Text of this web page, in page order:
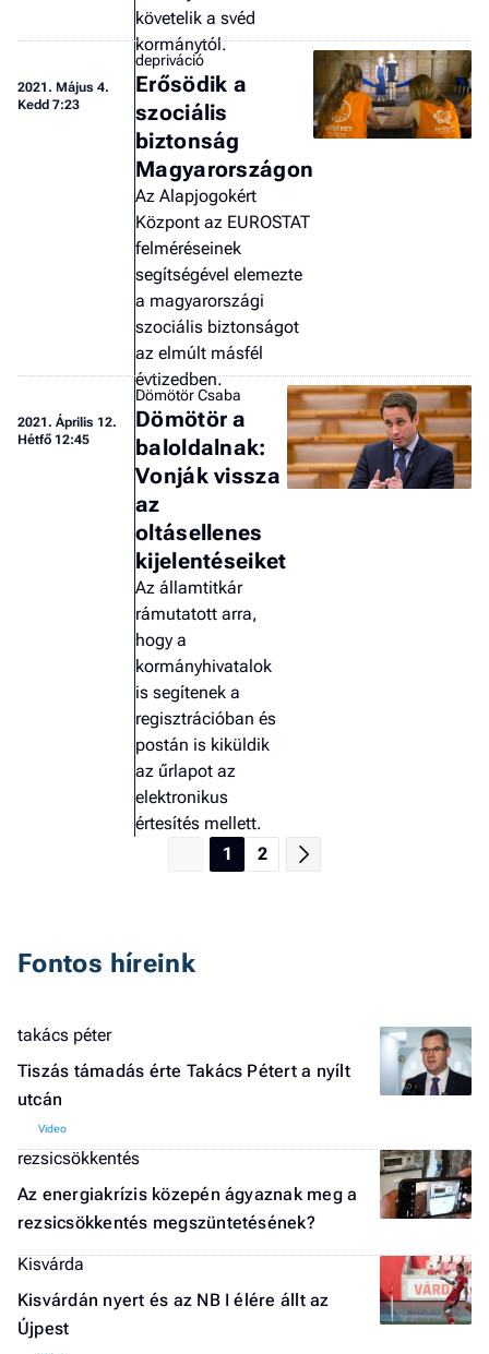
követelik a svéd
kormánytól.
2021. Május 4.
Kedd 7:23
depriváció
Erősödik a
szociális
biztonság
Magyarországon
Az Alapjogokért
Központ az EUROSTAT
felméréseinek
segítségével elemezte
a magyarországi
szociális biztonságot
az elmúlt másfél
évtizedben.
2021. Április 12.
Hétfő 12:45
Dömötör Csaba
Dömötör a
baloldalnak:
Vonják vissza
az
oltásellenes
kijelentéseiket
Az államtitkár
rámutatott arra,
hogy a
kormányhivatalok
is segítenek a
regisztrációban és
postán is kiküldik
az űrlapot az
elektronikus
értesítés mellett.
1
2
Fontos híreink
takács péter
Tiszás támadás érte Takács Pétert a nyílt
utcán
rezsicsökkentés
Az energiakrízis közepén ágyaznak meg a
rezsicsökkentés megszüntetésének?
Kisvárda
Kisvárdán nyert és az NB I élére állt az
Újpest